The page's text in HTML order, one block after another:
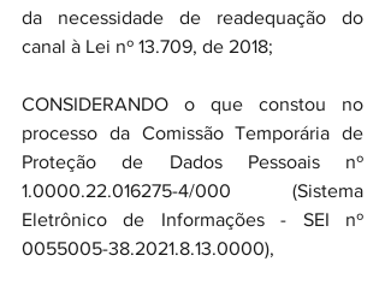
da necessidade de readequação do
canal à Lei nº 13.709, de 2018;
CONSIDERANDO o que constou no
processo da Comissão Temporária de
Proteção de Dados Pessoais nº
1.0000.22.016275-4/000 (Sistema
Eletrônico de Informações - SEI nº
0055005-38.2021.8.13.0000),